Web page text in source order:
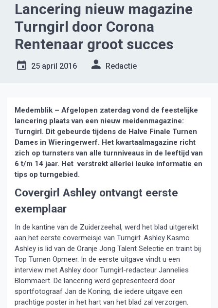
Lancering nieuw magazine
Turngirl door Corona
Rentenaar groot succes
25 april 2016 Redactie
Medemblik – Afgelopen zaterdag vond de feestelijke
lancering plaats van een nieuw meidenmagazine:
Turngirl. Dit gebeurde tijdens de Halve Finale Turnen
Dames in Wieringerwerf. Het kwartaalmagazine richt
zich op turnsters van alle turnniveaus in de leeftijd van
6 t/m 14 jaar. Het verstrekt allerlei leuke informatie en
tips op turngebied.
Covergirl Ashley ontvangt eerste
exemplaar
In de kantine van de Zuiderzeehal, werd het blad uitgereikt
aan het eerste covermeisje van Turngirl: Ashley Kasmo.
Ashley is lid van de Oranje Jong Talent Selectie en traint bij
Top Turnen Opmeer. In de eerste uitgave vindt u een
interview met Ashley door Turngirl-redacteur Jannelies
Blommaert. De lancering werd gepresenteerd door
sportfotograaf Jan de Koning, die iedere uitgave een
prachtige poster in het hart van het blad zal verzorgen.